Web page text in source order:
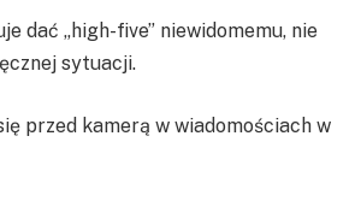
dać „high-five” niewidomemu, nie
sytuacji.
przed kamerą w wiadomościach w